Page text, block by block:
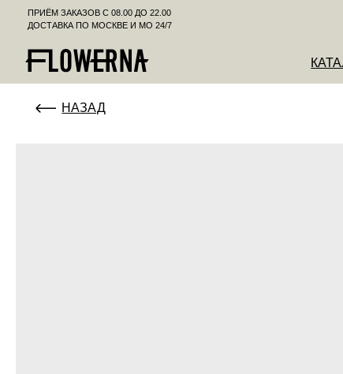
КАТАЛОГ
ПРИЁМ ЗАКАЗОВ С 08.00 ДО 22.00
ДОСТАВКА ПО МОСКВЕ И МО 24/7